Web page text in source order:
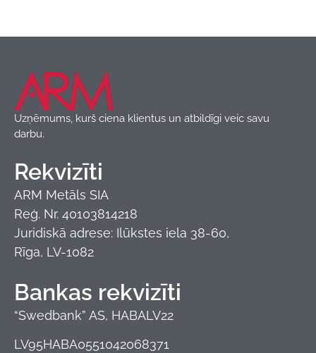
Uzņēmums, kurš ciena klientus un atbildīgi veic savu
darbu.
Rekvizīti
ARM Metāls SIA
Reģ. Nr. 40103814218
Juridiskā adrese: Ilūkstes iela 38-60,
Rīga, LV-1082
Bankas rekvizīti
“Swedbank” AS, HABALV22
LV95HABA0551042068371